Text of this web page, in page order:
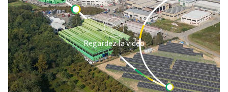
Regardez la vidéo